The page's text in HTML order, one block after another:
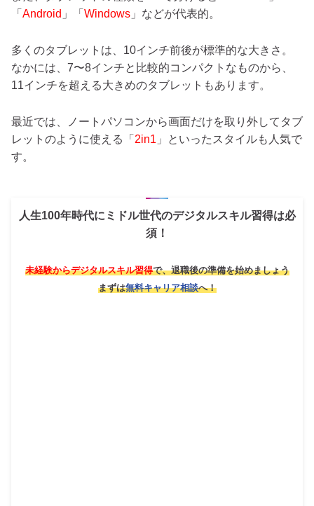
「 Android 」「 Windows 」などが代表的。
多くのタブレットは、10インチ前後が標準的な大きさ。
なかには、7〜8インチと比較的コンパクトなものから、
11インチを超える大きめのタブレットもあります。
最近では、ノートパソコンから画面だけを取り外してタブ
レットのように使える「 2in1 」といったスタイルも人気で
す。
人生100年時代にミドル世代のデジタルスキル習得は必
須！
未経験からデジタルスキル習得で、退職後の準備を始めましょう
まずは無料キャリア相談へ！